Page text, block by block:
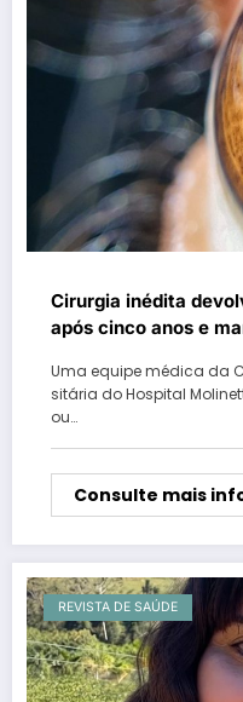
Cirurgia inédita
após cinco anos e
Uma equipe médica da
sitária do Hospital
ou…
Consulte mais
REVISTA DE SAÚDE